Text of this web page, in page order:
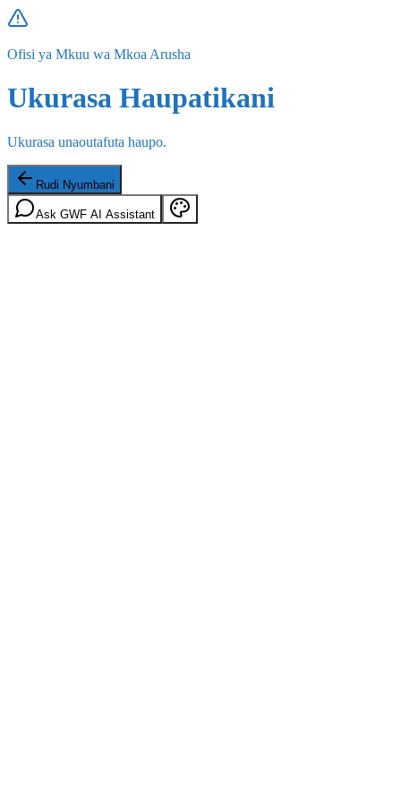
Ofisi ya Mkuu wa Mkoa Arusha
Ukurasa Haupatikani
Ukurasa unaoutafuta haupo.
Rudi Nyumbani
Ask GWF AI Assistant